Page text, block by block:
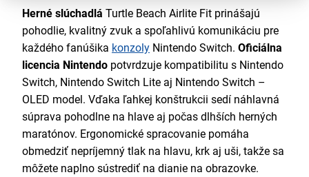
Herné slúchadlá Turtle Beach Airlite Fit prinášajú
pohodlie, kvalitný zvuk a spoľahlivú komunikáciu pre
každého fanúšika konzoly Nintendo Switch. Oficiálna
licencia Nintendo potvrdzuje kompatibilitu s Nintendo
Switch, Nintendo Switch Lite aj Nintendo Switch –
OLED model. Vďaka ľahkej konštrukcii sedí náhlavná
súprava pohodlne na hlave aj počas dlhších herných
maratónov. Ergonomické spracovanie pomáha
obmedziť nepríjemný tlak na hlavu, krk aj uši, takže sa
môžete naplno sústrediť na dianie na obrazovke.